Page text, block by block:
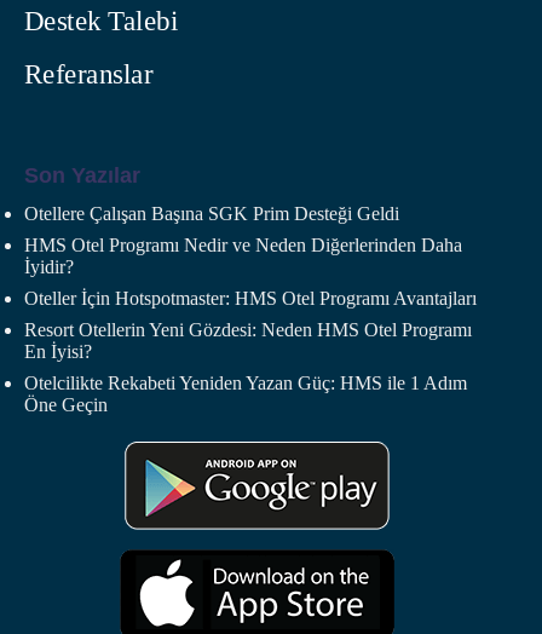
Destek Talebi
Referanslar
Son Yazılar
Otellere Çalışan Başına SGK Prim Desteği Geldi
HMS Otel Programı Nedir ve Neden Diğerlerinden Daha
İyidir?
Oteller İçin Hotspotmaster: HMS Otel Programı Avantajları
Resort Otellerin Yeni Gözdesi: Neden HMS Otel Programı
En İyisi?
Otelcilikte Rekabeti Yeniden Yazan Güç: HMS ile 1 Adım
Öne Geçin